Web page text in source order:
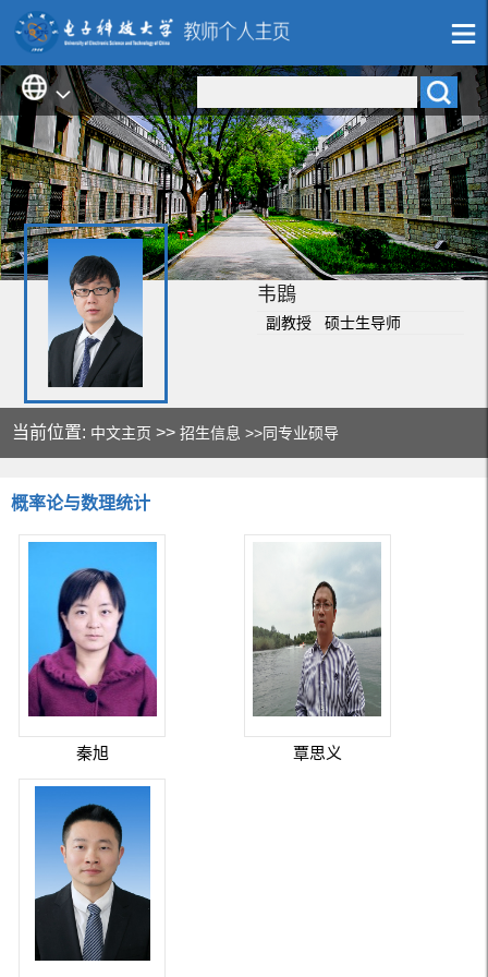
韦鵾
副教授 硕士生导师
当前位置: 中文主页 >>招生信息 >>同专业硕导
概率论与数理统计
秦旭 覃思义